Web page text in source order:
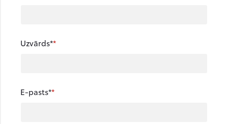
Uzvārds*
E-pasts*